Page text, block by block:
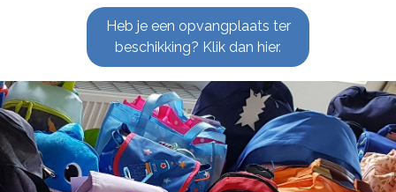
Heb je een opvangplaats ter
beschikking? Klik dan hier.